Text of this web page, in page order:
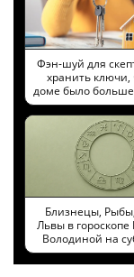
Фэн-шуй для
хранить ключи,
доме было
Близнецы,
Львы в
Володиной на